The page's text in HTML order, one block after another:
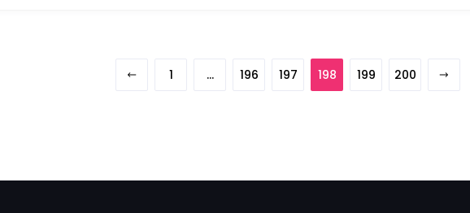
1 … 196 197 198 199 200